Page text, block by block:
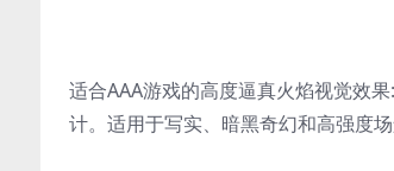
适合AAA游戏的高度逼真火焰视觉效
计。适用于写实、暗黑奇幻和高强度场